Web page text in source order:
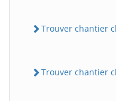
Trouver chantier
Trouver chantier